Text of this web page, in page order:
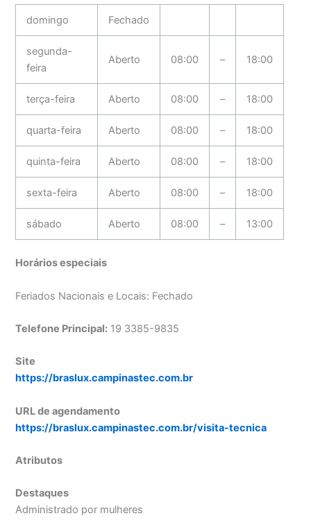
domingo Fechado
segunda-
feira
Aberto 08:00 – 18:00
terça-feira Aberto 08:00 – 18:00
quarta-feira Aberto 08:00 – 18:00
quinta-feira Aberto 08:00 – 18:00
sexta-feira Aberto 08:00 – 18:00
sábado Aberto 08:00 – 13:00
Horários especiais
Feriados Nacionais e Locais: Fechado
Telefone Principal: 19 3385-9835
Site
https://braslux.campinastec.com.br
URL de agendamento
https://braslux.campinastec.com.br/visita-tecnica
Atributos
Destaques
Administrado por mulheres